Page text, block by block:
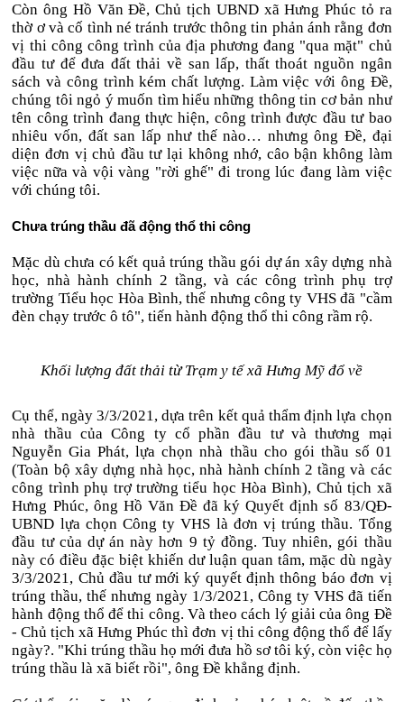
Còn ông Hồ Văn Đề, Chủ tịch UBND xã Hưng Phúc tỏ ra
thờ ơ và cố tình né tránh trước thông tin phản ánh rằng đơn
vị thi công công trình của địa phương đang "qua mặt" chủ
đầu tư để đưa đất thải về san lấp, thất thoát nguồn ngân
sách và công trình kém chất lượng. Làm việc với ông Đề,
chúng tôi ngỏ ý muốn tìm hiểu những thông tin cơ bản như
tên công trình đang thực hiện, công trình được đầu tư bao
nhiêu vốn, đất san lấp như thế nào… nhưng ông Đề, đại
diện đơn vị chủ đầu tư lại không nhớ, câo bận không làm
việc nữa và vội vàng "rời ghế" đi trong lúc đang làm việc
với chúng tôi.
Chưa trúng thầu đã động thổ thi công
Mặc dù chưa có kết quả trúng thầu gói dự án xây dựng nhà
học, nhà hành chính 2 tầng, và các công trình phụ trợ
trường Tiểu học Hòa Bình, thế nhưng công ty VHS đã "cầm
đèn chạy trước ô tô", tiến hành động thổ thi công rầm rộ.
Khối lượng đất thải từ Trạm y tế xã Hưng Mỹ đổ về
Cụ thể, ngày 3/3/2021, dựa trên kết quả thẩm định lựa chọn
nhà thầu của Công ty cổ phần đầu tư và thương mại
Nguyễn Gia Phát, lựa chọn nhà thầu cho gói thầu số 01
(Toàn bộ xây dựng nhà học, nhà hành chính 2 tầng và các
công trình phụ trợ trường tiểu học Hòa Bình), Chủ tịch xã
Hưng Phúc, ông Hồ Văn Đề đã ký Quyết định số 83/QĐ-
UBND lựa chọn Công ty VHS là đơn vị trúng thầu. Tổng
đầu tư của dự án này hơn 9 tỷ đồng. Tuy nhiên, gói thầu
này có điều đặc biệt khiến dư luận quan tâm, mặc dù ngày
3/3/2021, Chủ đầu tư mới ký quyết định thông báo đơn vị
trúng thầu, thế nhưng ngày 1/3/2021, Công ty VHS đã tiến
hành động thổ để thi công. Và theo cách lý giải của ông Đề
- Chủ tịch xã Hưng Phúc thì đơn vị thi công động thổ để lấy
ngày?. "Khi trúng thầu họ mới đưa hồ sơ tôi ký, còn việc họ
trúng thầu là xã biết rồi", ông Đề khẳng định.